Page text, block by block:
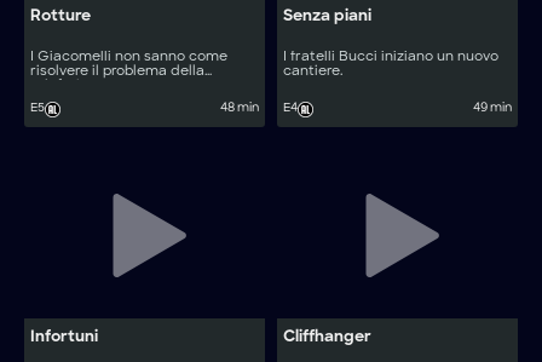
Rotture
I Giacomelli non sanno come
risolvere il problema della
E5
48 min
Senza piani
I fratelli Bucci iniziano un nuovo
cantiere.
E4 49 min
Infortuni Cliffhanger